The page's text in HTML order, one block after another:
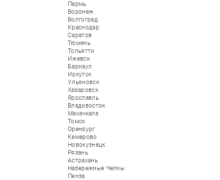
Пермь
Воронеж
Волгоград
Краснодар
Саратов
Тюмень
Тольятти
Ижевск
Барнаул
Иркутск
Ульяновск
Хабаровск
Ярославль
Владивосток
Махачкала
Томск
Оренбург
Кемерово
Новокузнецк
Рязань
Астрахань
Набережные Челны
Пенза